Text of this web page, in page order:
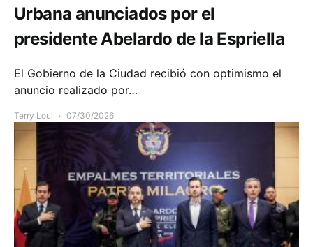
Urbana anunciados por el
presidente Abelardo de la Espriella
El Gobierno de la Ciudad recibió con optimismo el
anuncio realizado por…
Terry Loui 07/30/2026